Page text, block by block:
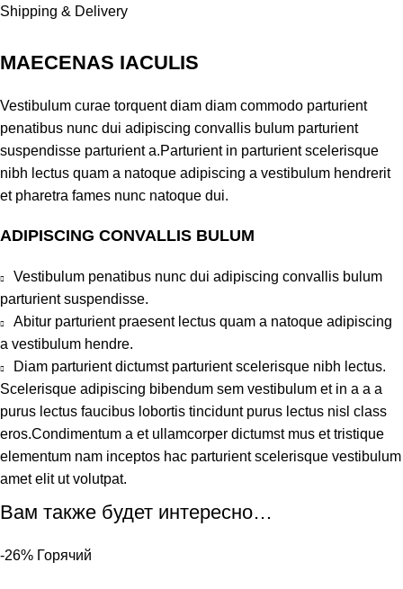
Shipping & Delivery
MAECENAS IACULIS
Vestibulum curae torquent diam diam commodo parturient
penatibus nunc dui adipiscing convallis bulum parturient
suspendisse parturient a.Parturient in parturient scelerisque
nibh lectus quam a natoque adipiscing a vestibulum hendrerit
et pharetra fames nunc natoque dui.
ADIPISCING CONVALLIS BULUM
Vestibulum penatibus nunc dui adipiscing convallis bulum
parturient suspendisse.
Abitur parturient praesent lectus quam a natoque adipiscing
a vestibulum hendre.
Diam parturient dictumst parturient scelerisque nibh lectus.
Scelerisque adipiscing bibendum sem vestibulum et in a a a
purus lectus faucibus lobortis tincidunt purus lectus nisl class
eros.Condimentum a et ullamcorper dictumst mus et tristique
elementum nam inceptos hac parturient scelerisque vestibulum
amet elit ut volutpat.
Вам также будет интересно…
-26% Горячий